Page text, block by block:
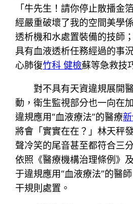
「牛先生！請你停止散播金
經嚴重破壞了我的空間美學
透析機和水處置裝備的技師
具有血液透析任務經過的事
心肺復竹科 健檢蘇等急救技
對不具有天資違規展開
動，衛生監視部分也一向在
違規應用“血液療法”的醫療
將會「實實在在？」林天秤
聲冷笑的尾音甚至都符合三
依照《醫療機構治理條例》
于違規應用“血液療法”的醫
干規則處置。